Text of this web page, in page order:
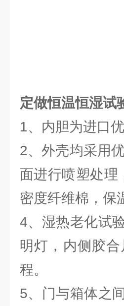
定做恒温恒湿试
1、内胆为进口
2、外壳均采用
面进行喷塑处理
密度纤维棉，保
4、湿热老化试
明灯，内侧胶
程。
5、门与箱体之